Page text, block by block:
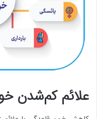
علائم کم‌شدن